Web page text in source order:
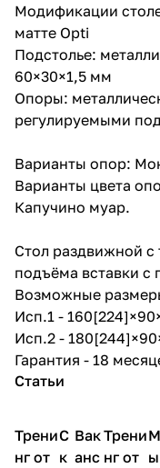
Модификации
матте Opti
Подстолье:
60×30×1,5 мм
Опоры:
регулируемыми
Варианты опор:
Варианты цвета
Капучино муар.
Стол раздвижной
подъёма вставки с
Возможные
Исп.1 -
Исп.2 -
Гарантия - 18
Статьи
Трени
нг от
С
к
Вак
анс
Трени
нг от
М
ы